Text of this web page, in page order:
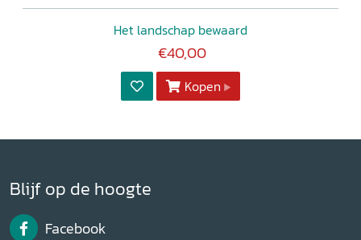
Het landschap bewaard
€40,00
Kopen
Blijf op de hoogte
Facebook